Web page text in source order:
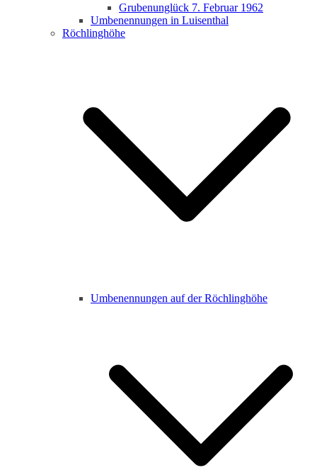
Grubenunglück 7. Februar 1962
Umbenennungen in Luisenthal
Röchlinghöhe
Umbenennungen auf der Röchlinghöhe